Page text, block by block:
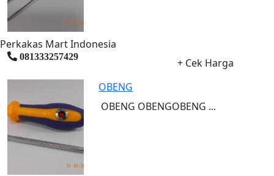
Perkakas Mart Indonesia
081333257429
+ Cek Harga
OBENG
OBENG OBENGOBENG ...